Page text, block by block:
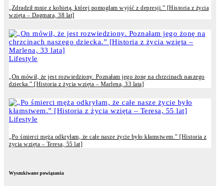
„Zdradził mnie z kobietą, której pomogłam wyjść z depresji.” [Historia z życia
wzięta – Dagmara, 38 lat]
Lifestyle
„On mówił, że jest rozwiedziony. Poznałam jego żonę na chrzcinach naszego
dziecka.” [Historia z życia wzięta – Marlena, 33 lata]
Lifestyle
„Po śmierci męża odkryłam, że całe nasze życie było kłamstwem.” [Historia z
życia wzięta – Teresa, 55 lat]
Wyszukiwane powiązania